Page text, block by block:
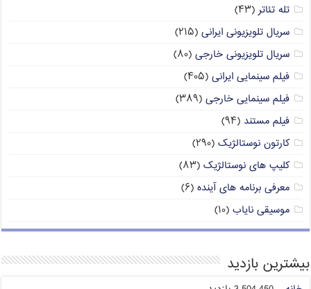
تله تئاتر (۴۳)
سریال تلویزیونی ایرانی (۲۱۵)
سریال تلویزیونی خارجی (۸۰)
فیلم سینمایی ایرانی (۴۰۵)
فیلم سینمایی خارجی (۳۸۹)
فیلم مستند (۹۴)
کارتون نوستالژیک (۲۹۰)
کلیپ های نوستالژیک (۸۳)
معرفی برنامه های آینده (۶)
موسیقی نایاب (۱۰)
بیشترین بازدید